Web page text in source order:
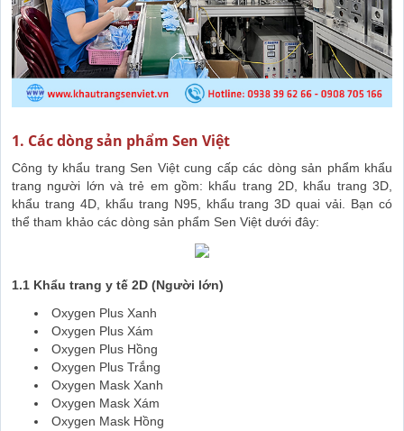
1. Các dòng sản phẩm Sen Việt
Công ty khẩu trang Sen Việt cung cấp các dòng sản phẩm khẩu
trang người lớn và trẻ em gồm: khẩu trang 2D, khẩu trang 3D,
khẩu trang 4D, khẩu trang N95, khẩu trang 3D quai vải. Bạn có
thể tham khảo các dòng sản phẩm Sen Việt dưới đây:
1.1 Khẩu trang y tế 2D (Người lớn)
Oxygen Plus Xanh
Oxygen Plus Xám
Oxygen Plus Hồng
Oxygen Plus Trắng
Oxygen Mask Xanh
Oxygen Mask Xám
Oxygen Mask Hồng